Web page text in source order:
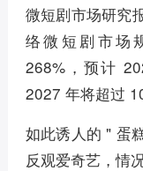
微短剧市场研究
络微短剧市场
268%，预计
2027 年将超过
如此诱人的 " 蛋
反观爱奇艺，情